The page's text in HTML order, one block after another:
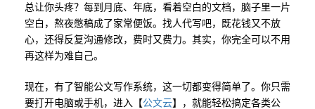
总让你头疼？每到月底、年底，看着空白的文档，脑子里一片
空白，熬夜憋稿成了家常便饭。找人代写吧，既花钱又不放
心，还得反复沟通修改，费时又费力。其实，你完全可以不用
再这样为难自己。
现在，有了智能公文写作系统，这一切都变得简单了。你只需
要打开电脑或手机，进入【公文云】，就能轻松搞定各类公